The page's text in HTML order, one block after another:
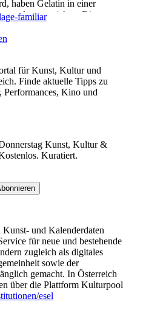
haben Gelatin in einer
errichtet. Die
gemeinsam mit den
Boden gegraben, gedrückt,
trägt und vieles sein
Essen oder Plaudern und
wie ein Platz, an dem man in
der „Gelatin Hütte“ ist ihre
den Himmel blicken.
language library
von „Assemblage Niklas
open multi language library“
Geschichten der
Denn jeder kann Bücher in
seiner
Fassade, die gemeinsam mit
gestaltet wurde. Sicht- und
den entworfenen Farb- und
familiar
für Kunst, Kultur und
Finde aktuelle Tipps zu
Performances, Kino und
Kunst, Kultur &
Kuratiert.
und Kalenderdaten
für neue und bestehende
zugleich als digitales
sowie der
gemacht. In Österreich
über die Plattform Kulturpool
esel